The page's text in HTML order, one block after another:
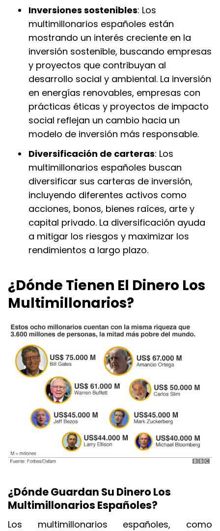
Inversiones sostenibles: Los
multimillonarios españoles están
mostrando un interés creciente en la
inversión sostenible, buscando empresas
y proyectos que contribuyan al
desarrollo social y ambiental. La inversión
en energías renovables, empresas con
prácticas éticas y proyectos de impacto
social reflejan un cambio hacia un
modelo de inversión más responsable.
Diversificación de carteras: Los
multimillonarios españoles buscan
diversificar sus carteras de inversión,
incluyendo diferentes activos como
acciones, bonos, bienes raíces, arte y
capital privado. La diversificación ayuda
a mitigar los riesgos y maximizar los
rendimientos a largo plazo.
¿Dónde Tienen El Dinero Los
Multimillonarios?
¿Dónde Guardan Su Dinero Los
Multimillonarios Españoles?
Los multimillonarios españoles, como